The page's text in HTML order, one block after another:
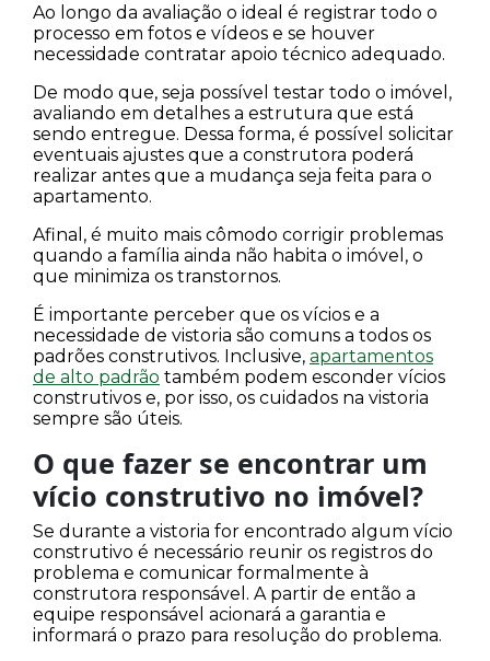
Ao longo da avaliação o ideal é registrar todo o
processo em fotos e vídeos e se houver
necessidade contratar apoio técnico adequado.
De modo que, seja possível testar todo o imóvel,
avaliando em detalhes a estrutura que está
sendo entregue. Dessa forma, é possível solicitar
eventuais ajustes que a construtora poderá
realizar antes que a mudança seja feita para o
apartamento.
Afinal, é muito mais cômodo corrigir problemas
quando a família ainda não habita o imóvel, o
que minimiza os transtornos.
É importante perceber que os vícios e a
necessidade de vistoria são comuns a todos os
padrões construtivos. Inclusive, apartamentos
de alto padrão também podem esconder vícios
construtivos e, por isso, os cuidados na vistoria
sempre são úteis.
O que fazer se encontrar um
vício construtivo no imóvel?
Se durante a vistoria for encontrado algum vício
construtivo é necessário reunir os registros do
problema e comunicar formalmente à
construtora responsável. A partir de então a
equipe responsável acionará a garantia e
informará o prazo para resolução do problema.